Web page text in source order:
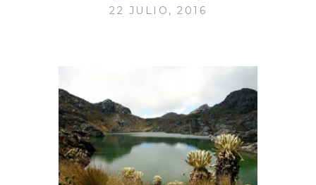
22 JULIO, 2016